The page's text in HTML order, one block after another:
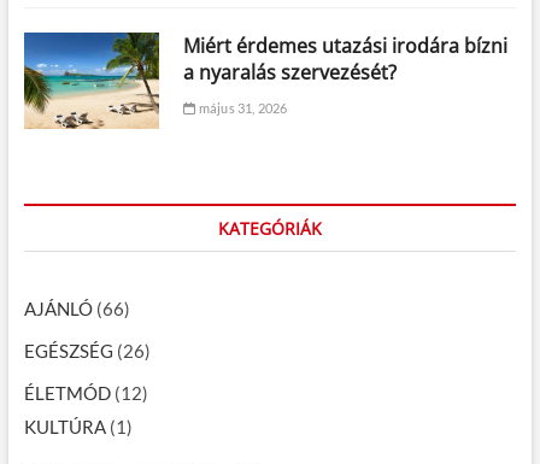
Miért érdemes utazási irodára bízni
a nyaralás szervezését?
május 31, 2026
KATEGÓRIÁK
AJÁNLÓ(66)
EGÉSZSÉG (26)
ÉLETMÓD(12)
KULTÚRA(1)